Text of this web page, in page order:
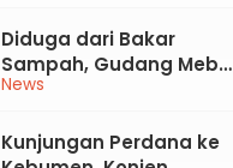
Kabupaten Kebumen
News
Diduga dari Bakar
Sampah, Gudang Mebel
di Petanahan Hangus
Kunjungan Perdana ke